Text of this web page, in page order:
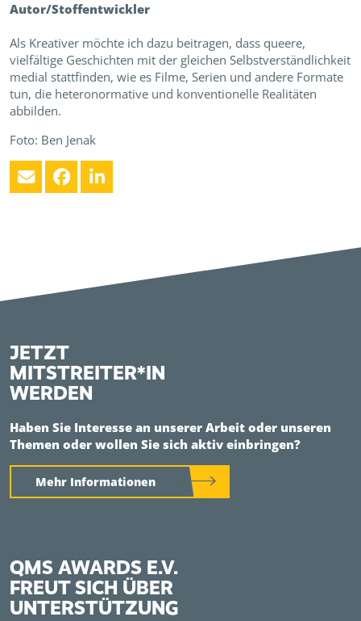
Autor/Stoffentwickler
Als Kreativer möchte ich dazu beitragen, dass queere,
vielfältige Geschichten mit der gleichen Selbstverständlichkeit
medial stattfinden, wie es Filme, Serien und andere Formate
tun, die heteronormative und konventionelle Realitäten
abbilden.
Foto: Ben Jenak
JETZT
MITSTREITER*IN
WERDEN
Haben Sie Interesse an unserer Arbeit oder unseren
Themen oder wollen Sie sich aktiv einbringen?
Mehr Informationen
QMS AWARDS E.V.
FREUT SICH ÜBER
UNTERSTÜTZUNG